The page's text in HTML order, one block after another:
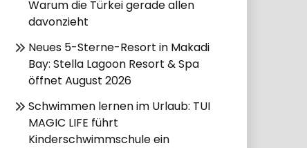
Warum die Türkei gerade allen
davonzieht
Neues 5-Sterne-Resort in Makadi
Bay: Stella Lagoon Resort & Spa
öffnet August 2026
Schwimmen lernen im Urlaub: TUI
MAGIC LIFE führt
Kinderschwimmschule ein